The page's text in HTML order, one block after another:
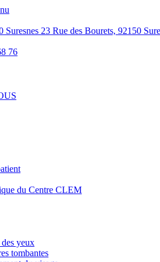
Suresnes 23 Rue des Bourets, 92150
76
du Centre CLEM
des yeux
tombantes